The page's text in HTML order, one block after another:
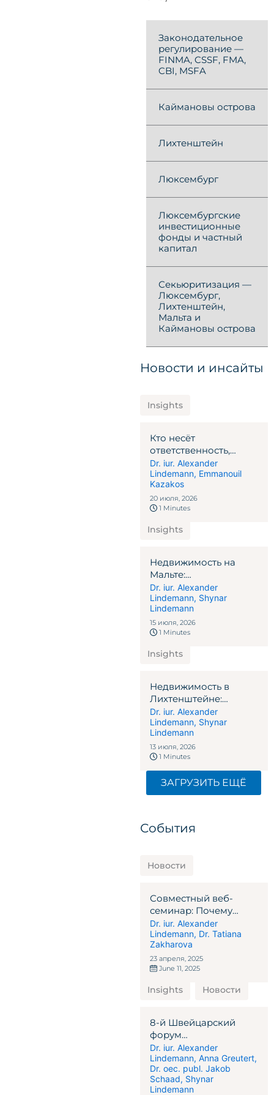
Законодательное
регулирование —
FINMA, CSSF, FMA,
CBI, MSFA
Каймановы острова
Лихтенштейн
Люксембург
Люксембургские
инвестиционные
фонды и частный
капитал
Секьюритизация —
Люксембург,
Лихтенштейн,
Мальта и
Каймановы острова
Новости и инсайты
Insights
Кто несёт
ответственность,
когда автомобиль
управляет сам?
Dr. iur. Alexander
Lindemann, Emmanouil
Kazakos
20 июля, 2026
1 Minutes
Insights
Недвижимость на
Мальте:
стратегическое
руководство 2026
года для
международных
инвесторов
Dr. iur. Alexander
Lindemann, Shynar
Lindemann
15 июля, 2026
1 Minutes
Insights
Недвижимость в
Лихтенштейне:
стратегическое
руководство 2026
года для
международных
инвесторов
Dr. iur. Alexander
Lindemann, Shynar
Lindemann
13 июля, 2026
1 Minutes
ЗАГРУЗИТЬ ЕЩЁ
События
Новости
Совместный веб-
семинар: Почему
стоит выбрать
альтернативные
инвестиционные
решения Швейцарии
и Мальты?
Dr. iur. Alexander
Lindemann, Dr. Tatiana
Zakharova
23 апреля, 2025
June 11, 2025
Insights Новости
8-й Швейцарский
форум
альтернативных
инвестиций
Dr. iur. Alexander
Lindemann, Anna Greutert,
Dr. oec. publ. Jakob
Schaad, Shynar
Lindemann